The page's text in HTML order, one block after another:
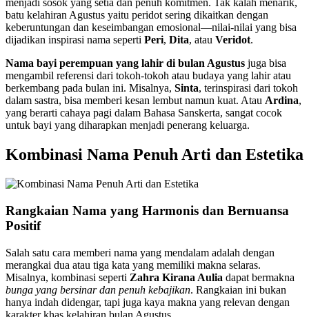
menjadi sosok yang setia dan penuh komitmen. Tak kalah menarik,
batu kelahiran Agustus yaitu peridot sering dikaitkan dengan
keberuntungan dan keseimbangan emosional—nilai-nilai yang bisa
dijadikan inspirasi nama seperti Peri, Dita, atau Veridot.
Nama bayi perempuan yang lahir di bulan Agustus juga bisa
mengambil referensi dari tokoh-tokoh atau budaya yang lahir atau
berkembang pada bulan ini. Misalnya, Sinta, terinspirasi dari tokoh
dalam sastra, bisa memberi kesan lembut namun kuat. Atau Ardina,
yang berarti cahaya pagi dalam Bahasa Sanskerta, sangat cocok
untuk bayi yang diharapkan menjadi penerang keluarga.
Kombinasi Nama Penuh Arti dan Estetika
Rangkaian Nama yang Harmonis dan Bernuansa
Positif
Salah satu cara memberi nama yang mendalam adalah dengan
merangkai dua atau tiga kata yang memiliki makna selaras.
Misalnya, kombinasi seperti Zahra Kirana Aulia dapat bermakna
bunga yang bersinar dan penuh kebajikan. Rangkaian ini bukan
hanya indah didengar, tapi juga kaya makna yang relevan dengan
karakter khas kelahiran bulan Agustus.